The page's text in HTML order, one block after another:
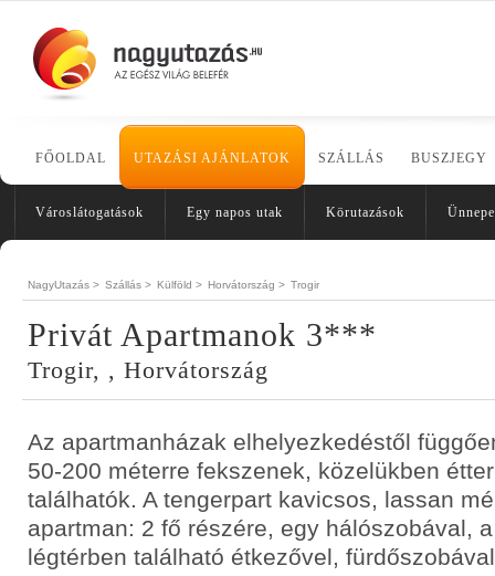
FŐOLDAL UTAZÁSI AJÁNLATOK SZÁLLÁS BUSZJEGY
Városlátogatások Egy napos utak Körutazások
NagyUtazás > Szállás > Külföld > Horvátország > Trogir
Privát Apartmanok 3***
Trogir, , Horvátország
Az apartmanházak elhelyezkedéstől
50-200 méterre fekszenek, közelükben
találhatók. A tengerpart kavicsos, lassan
apartman: 2 fő részére, egy hálószobával,
légtérben található étkezővel,